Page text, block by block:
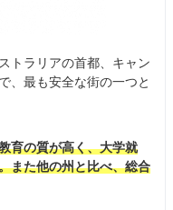
トラリアの首都、キャン
、最も安全な街の一つと
育の質が高く、大学就
また他の州と比べ、総合